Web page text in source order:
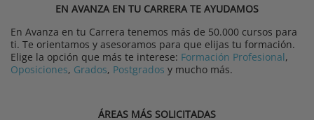
EN AVANZA EN TU CARRERA TE AYUDAMOS
En Avanza en tu Carrera tenemos más de 50.000 cursos para
ti. Te orientamos y asesoramos para que elijas tu formación.
Elige la opción que más te interese: Formación Profesional,
Oposiciones, Grados, Postgrados y mucho más.
ÁREAS MÁS SOLICITADAS